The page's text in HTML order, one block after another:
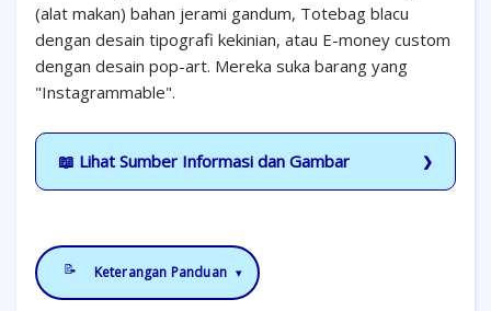
(alat makan) bahan jerami gandum, Totebag blacu
dengan desain tipografi kekinian, atau E-money custom
dengan desain pop-art. Mereka suka barang yang
"Instagrammable".
📖 Lihat Sumber Informasi dan Gambar
📝 Keterangan Panduan ▾